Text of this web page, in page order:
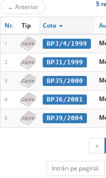
← Anterior 5
Nr. Tip Cota
1 Carte BPJ/4/1999
2 Carte BPJ1/1999
3 Carte BPJ5/2000
4 Carte BPJ6/2001
5 Carte BPJ9/2004
«
Intrări pe pagină: